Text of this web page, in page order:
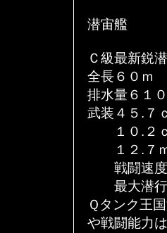
潜宙艦
Ｃ級最新鋭
全長６０ｍ
排水量６１０
武装４５.７
１０.２ｃ
１２.７ｍ
戦闘速度
最大潜行
Ｑタンク王
や戦闘能力